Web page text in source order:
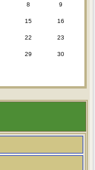
8 9
15 16
22 23
29 30